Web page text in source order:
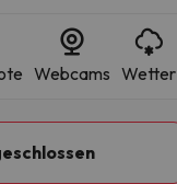
Webcams Wetter